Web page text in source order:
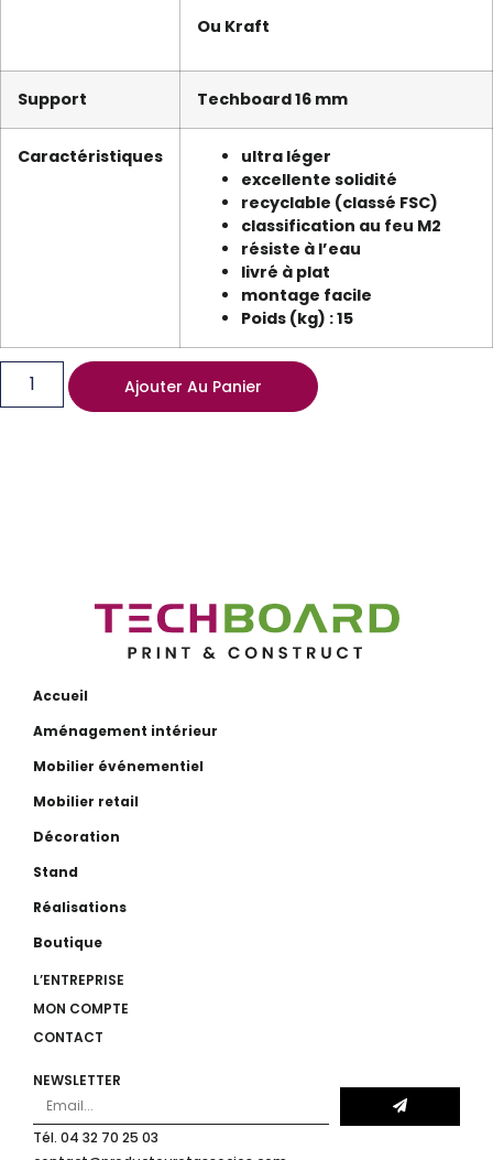
Ou Kraft
Support Techboard 16 mm
Caractéristiques
ultra léger
excellente solidité
recyclable (classé FSC)
classification au feu M2
résiste à l’eau
livré à plat
montage facile
Poids (kg) : 15
1185,00
Ajouter Au Panier
Accueil
Aménagement intérieur
Mobilier événementiel
Mobilier retail
Décoration
Stand
Réalisations
Boutique
L’ENTREPRISE
MON COMPTE
CONTACT
NEWSLETTER
Tél. 04 32 70 25 03